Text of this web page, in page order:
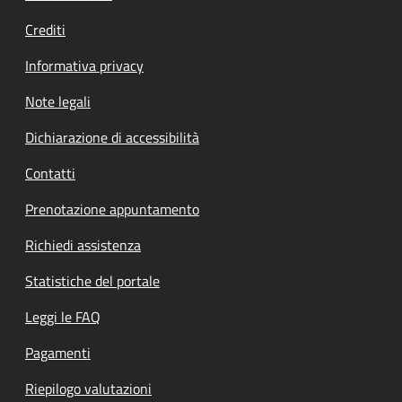
Crediti
Informativa privacy
Note legali
Dichiarazione di accessibilità
Contatti
Prenotazione appuntamento
Richiedi assistenza
Statistiche del portale
Leggi le FAQ
Pagamenti
Riepilogo valutazioni